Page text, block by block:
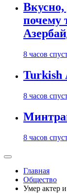
Вкусно,
почему
8 часов
Turkish
8 часов
8 часов
Главная
Общество
Умер актер